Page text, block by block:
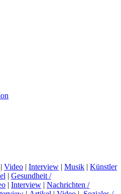
| Video | Interview | Musik | Künstler
| Gesundheit /
| Interview | Nachrichten /